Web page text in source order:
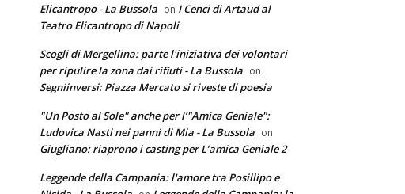
Elicantropo - La Bussola on I Cenci di Artaud al
Teatro Elicantropo di Napoli
Scogli di Mergellina: parte l'iniziativa dei volontari
per ripulire la zona dai rifiuti - La Bussola on
Segniinversi: Piazza Mercato si riveste di poesia
"Un Posto al Sole" anche per l’"Amica Geniale":
Ludovica Nasti nei panni di Mia - La Bussola on
Giugliano: riaprono i casting per L’amica Geniale 2
Leggende della Campania: l'amore tra Posillipo e